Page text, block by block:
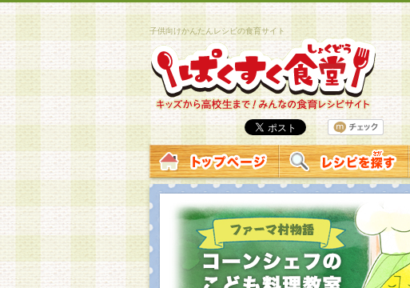
子供向けかんたんレシピの食育サイト